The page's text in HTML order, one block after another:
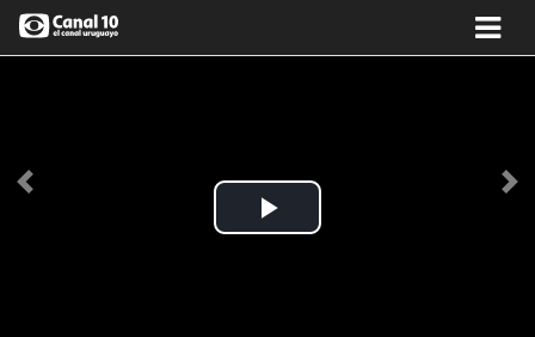
Play
Anterior